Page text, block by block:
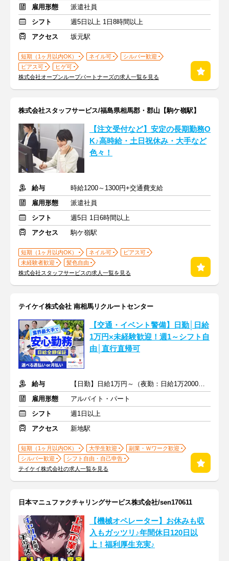
雇用形態
派遣社員
シフト
週5日以上 1日8時間以上
アクセス
坂元駅
短期（1ヶ月以内OK） ネイル可
シルバー歓迎
ピアス可
ヒゲ可
株式会社オープンループパートナーズの求人一覧を見る
株式会社スタッフサービス/福島県相馬郡・郡山【駒ケ嶺駅】
【注文受付など】安定の長期勤務O
K♪高時給・土日祝休み・大手など
色々！
給与
時給1200～1300円+交通費支給
雇用形態
派遣社員
シフト
週5日 1日6時間以上
アクセス
駒ケ嶺駅
短期（1ヶ月以内OK） ネイル可
ピアス可
未経験者歓迎
髪色自由
株式会社スタッフサービスの求人一覧を見る
テイケイ株式会社 南相馬リクルートセンター
【交通・イベント警備】日勤│日給
1万円×未経験歓迎！週1～シフト自
由│直行直帰可
給与
【日勤】日給1万円～（夜勤：日給1万2000円～）
雇用形態
アルバイト・パート
シフト
週1日以上
アクセス
新地駅
短期（1ヶ月以内OK） 大学生歓迎
副業・Ｗワーク歓迎
シルバー歓迎
シフト自由・自己申告
テイケイ株式会社の求人一覧を見る
日本マニュファクチャリングサービス株式会社/sen170611
【機械オペレーター】お休みも収
入もガッツリ♪年間休日120日以
上！福利厚生充実♪